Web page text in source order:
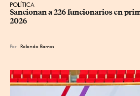
POLÍTICA
Sancionan a 226 funcionarios en
2026
Por Rolando Ramos